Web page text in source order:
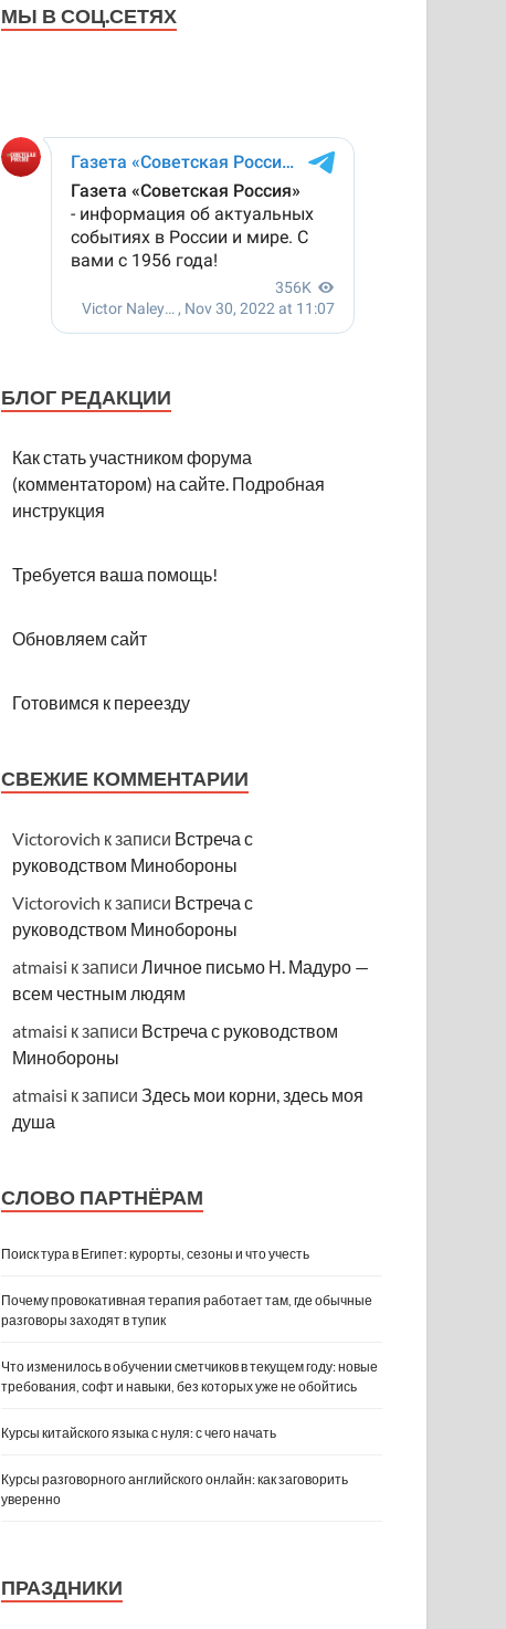
МЫ В СОЦ.СЕТЯХ
БЛОГ РЕДАКЦИИ
Как стать участником форума
(комментатором) на сайте. Подробная
инструкция
Требуется ваша помощь!
Обновляем сайт
Готовимся к переезду
СВЕЖИЕ КОММЕНТАРИИ
Victorovich к записи Встреча с
руководством Минобороны
Victorovich к записи Встреча с
руководством Минобороны
atmaisi к записи Личное письмо Н. Мадуро —
всем честным людям
atmaisi к записи Встреча с руководством
Минобороны
atmaisi к записи Здесь мои корни, здесь моя
душа
СЛОВО ПАРТНЁРАМ
Поиск тура в Египет: курорты, сезоны и что учесть
Почему провокативная терапия работает там, где обычные
разговоры заходят в тупик
Что изменилось в обучении сметчиков в текущем году: новые
требования, софт и навыки, без которых уже не обойтись
Курсы китайского языка с нуля: с чего начать
Курсы разговорного английского онлайн: как заговорить
уверенно
ПРАЗДНИКИ